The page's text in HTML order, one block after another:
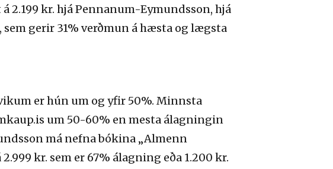
2.199 kr. hjá Pennanum-Eymundsson, hjá
gerir 31% verðmun á hæsta og lægsta
er hún um og yfir 50%. Minnsta
um 50-60% en mesta álagningin
má nefna bókina „Almenn
kr. sem er 67% álagning eða 1.200 kr.